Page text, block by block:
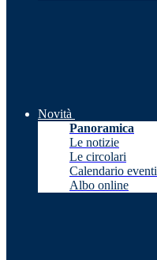
Novità
Panoramica
Le notizie
Le circolari
Calendario eventi
Albo online